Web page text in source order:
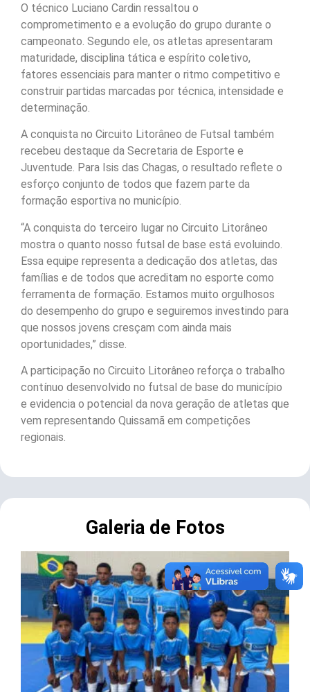
O técnico Luciano Cardin ressaltou o
comprometimento e a evolução do grupo durante o
campeonato. Segundo ele, os atletas apresentaram
maturidade, disciplina tática e espírito coletivo,
fatores essenciais para manter o ritmo competitivo e
construir partidas marcadas por técnica, intensidade e
determinação.
A conquista no Circuito Litorâneo de Futsal também
recebeu destaque da Secretaria de Esporte e
Juventude. Para Isis das Chagas, o resultado reflete o
esforço conjunto de todos que fazem parte da
formação esportiva no município.
“A conquista do terceiro lugar no Circuito Litorâneo
mostra o quanto nosso futsal de base está evoluindo.
Essa equipe representa a dedicação dos atletas, das
famílias e de todos que acreditam no esporte como
ferramenta de formação. Estamos muito orgulhosos
do desempenho do grupo e seguiremos investindo para
que nossos jovens cresçam com ainda mais
oportunidades,” disse.
A participação no Circuito Litorâneo reforça o trabalho
contínuo desenvolvido no futsal de base do município
e evidencia o potencial da nova geração de atletas que
vem representando Quissamã em competições
regionais.
Galeria de Fotos